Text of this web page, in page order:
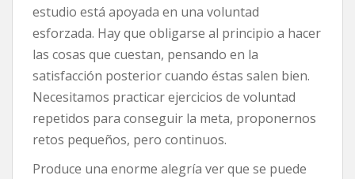
estudio está apoyada en una voluntad
esforzada. Hay que obligarse al principio a hacer
las cosas que cuestan, pensando en la
satisfacción posterior cuando éstas salen bien.
Necesitamos practicar ejercicios de voluntad
repetidos para conseguir la meta, proponernos
retos pequeños, pero continuos.
Produce una enorme alegría ver que se puede